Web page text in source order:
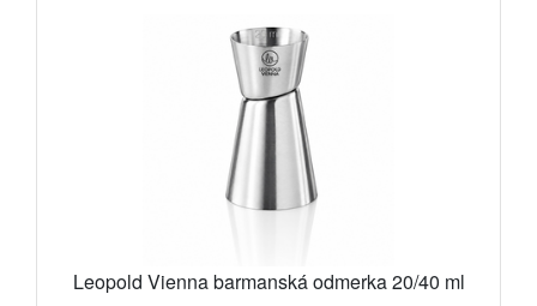
Leopold Vienna barmanská odmerka 20/40 ml